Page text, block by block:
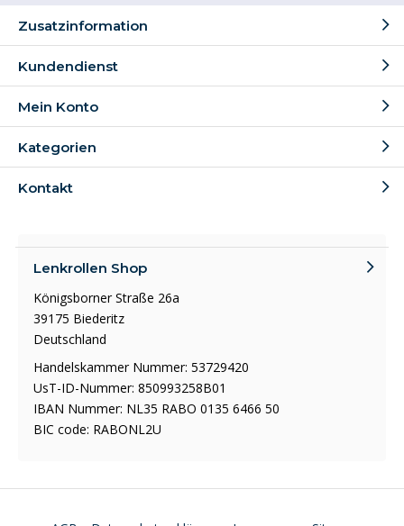
Zusatzinformation
Kundendienst
Mein Konto
Kategorien
Kontakt
Lenkrollen Shop
Königsborner Straße 26a
39175 Biederitz
Deutschland
Handelskammer Nummer: 53729420
UsT-ID-Nummer: 850993258B01
IBAN Nummer: NL35 RABO 0135 6466 50
BIC code: RABONL2U